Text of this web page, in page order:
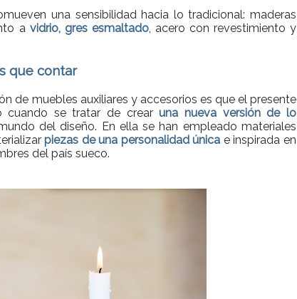
una sensibilidad hacia lo tradicional: maderas
a vidrio, gres esmaltado, acero con revestimiento y
que contar
de muebles auxiliares y accesorios es que el presente
cuando se tratar de crearuna nueva versión de lo
del diseño. En ella se han empleado materiales
piezas de una personalidad única e inspirada en
del país sueco.